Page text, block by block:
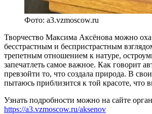
Фото: a3.vzmoscow.ru
Творчество Максима Аксёнова можно
бесстрастным и беспристрастным
трепетным отношением к натуре,
запечатлеть самое важное. Как говорит
превзойти то, что создала природа. В
пытаюсь приблизится к той красоте, что
Узнать подробности можно на сайте
https://a3.vzmoscow.ru/aksenov